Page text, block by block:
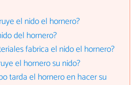
el nido el hornero?
del hornero?
fabrica el nido el hornero?
el hornero su nido?
tarda el hornero en hacer su